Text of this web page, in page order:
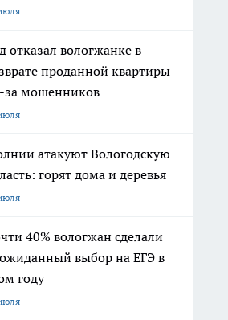
отказал вологжанке в
проданной квартиры
за мошенников
атакуют Вологодскую
горят дома и деревья
40% вологжан сделали
выбор на ЕГЭ в
году